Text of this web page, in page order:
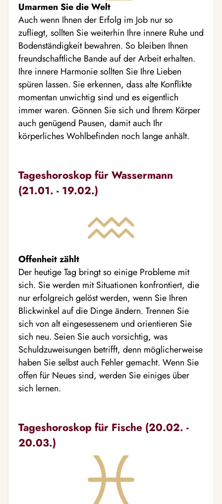
Umarmen Sie die Welt
Auch wenn Ihnen der Erfolg im Job nur so
zufliegt, sollten Sie weiterhin Ihre innere Ruhe und
Bodenständigkeit bewahren. So bleiben Ihnen
freundschaftliche Bande auf der Arbeit erhalten.
Ihre innere Harmonie sollten Sie Ihre Lieben
spüren lassen. Sie erkennen, dass alte Konflikte
momentan unwichtig sind und es eigentlich
immer waren. Gönnen Sie sich und Ihrem Körper
auch genügend Pausen, damit auch Ihr
körperliches Wohlbefinden noch lange anhält.
Tageshoroskop für Wassermann
(21.01. - 19.02.)
Offenheit zählt
Der heutige Tag bringt so einige Probleme mit
sich. Sie werden mit Situationen konfrontiert, die
nur erfolgreich gelöst werden, wenn Sie Ihren
Blickwinkel auf die Dinge ändern. Trennen Sie
sich von alt eingesessenem und orientieren Sie
sich neu. Seien Sie auch vorsichtig, was
Schuldzuweisungen betrifft, denn möglicherweise
haben Sie selbst auch Fehler gemacht. Wenn Sie
offen für Neues sind, werden Sie einiges über
sich lernen.
Tageshoroskop für Fische (20.02. -
20.03.)